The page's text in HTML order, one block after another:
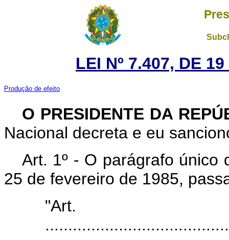
LEI Nº 7.407, DE
Produção de efeito
O PRESIDENTE DA
Nacional decreta e eu
Art. 1º - O parágrafo único
25 de fevereiro de 1985,